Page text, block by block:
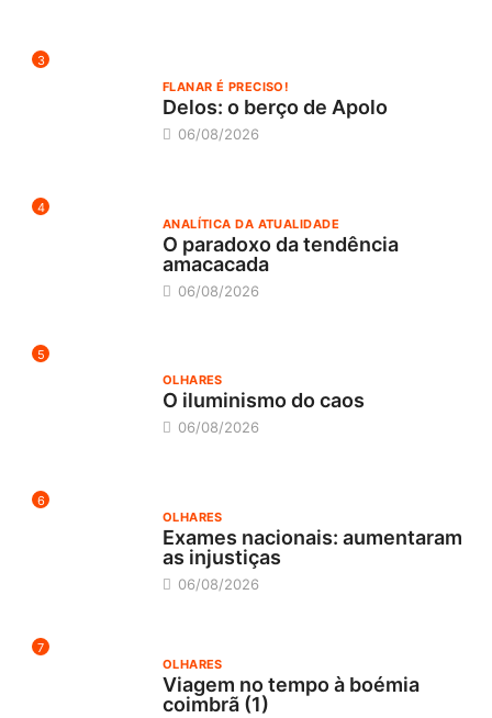
3
FLANAR É PRECISO!
Delos: o berço de Apolo
06/08/2026
4
ANALÍTICA DA ATUALIDADE
O paradoxo da tendência
amacacada
06/08/2026
5
OLHARES
O iluminismo do caos
06/08/2026
6
OLHARES
Exames nacionais: aumentaram
as injustiças
06/08/2026
7
OLHARES
Viagem no tempo à boémia
coimbrã (1)